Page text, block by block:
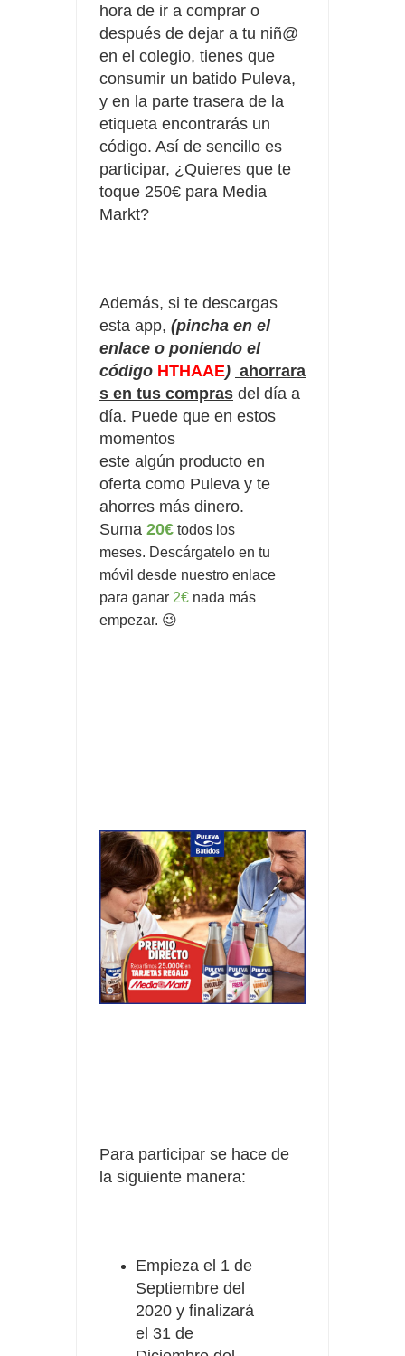
hora de ir a comprar o
después de dejar a tu niñ@
en el colegio, tienes que
consumir un batido Puleva,
y en la parte trasera de la
etiqueta encontrarás un
código. Así de sencillo es
participar, ¿Quieres que te
toque 250€ para Media
Markt?
Además, si te descargas
esta app, (pincha en el
enlace o poniendo el
código HTHAAE) ahorrara
s en tus compras del día a
día. Puede que en estos
momentos
este algún producto en
oferta como Puleva y te
ahorres más dinero.
Suma 20€ todos los
meses. Descárgatelo en tu
móvil desde nuestro enlace
para ganar 2€ nada más
empezar. 😉
Para participar se hace de
la siguiente manera:
Empieza el 1 de
Septiembre del
2020 y finalizará
el 31 de